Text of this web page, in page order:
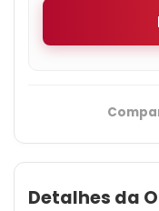
Detalhes da